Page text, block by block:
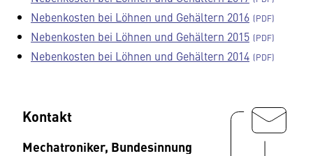
Nebenkosten bei Löhnen und Gehältern 2016
Nebenkosten bei Löhnen und Gehältern 2015
Nebenkosten bei Löhnen und Gehältern 2014
Kontakt
Mechatroniker, Bundesinnung